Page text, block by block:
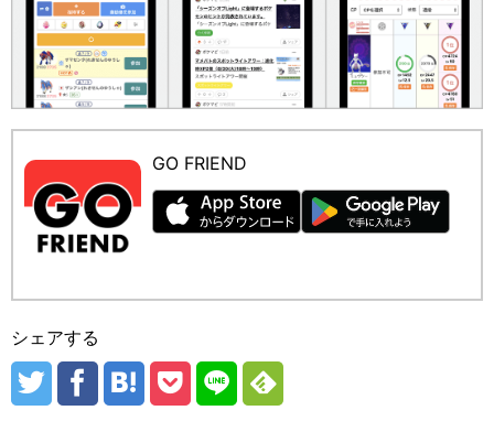
GO FRIEND
シェアする